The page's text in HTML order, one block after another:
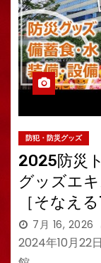
防犯・防災グッズ
2025防災
グッズエ
［そなえ
7月 16, 2026
2024年10月22